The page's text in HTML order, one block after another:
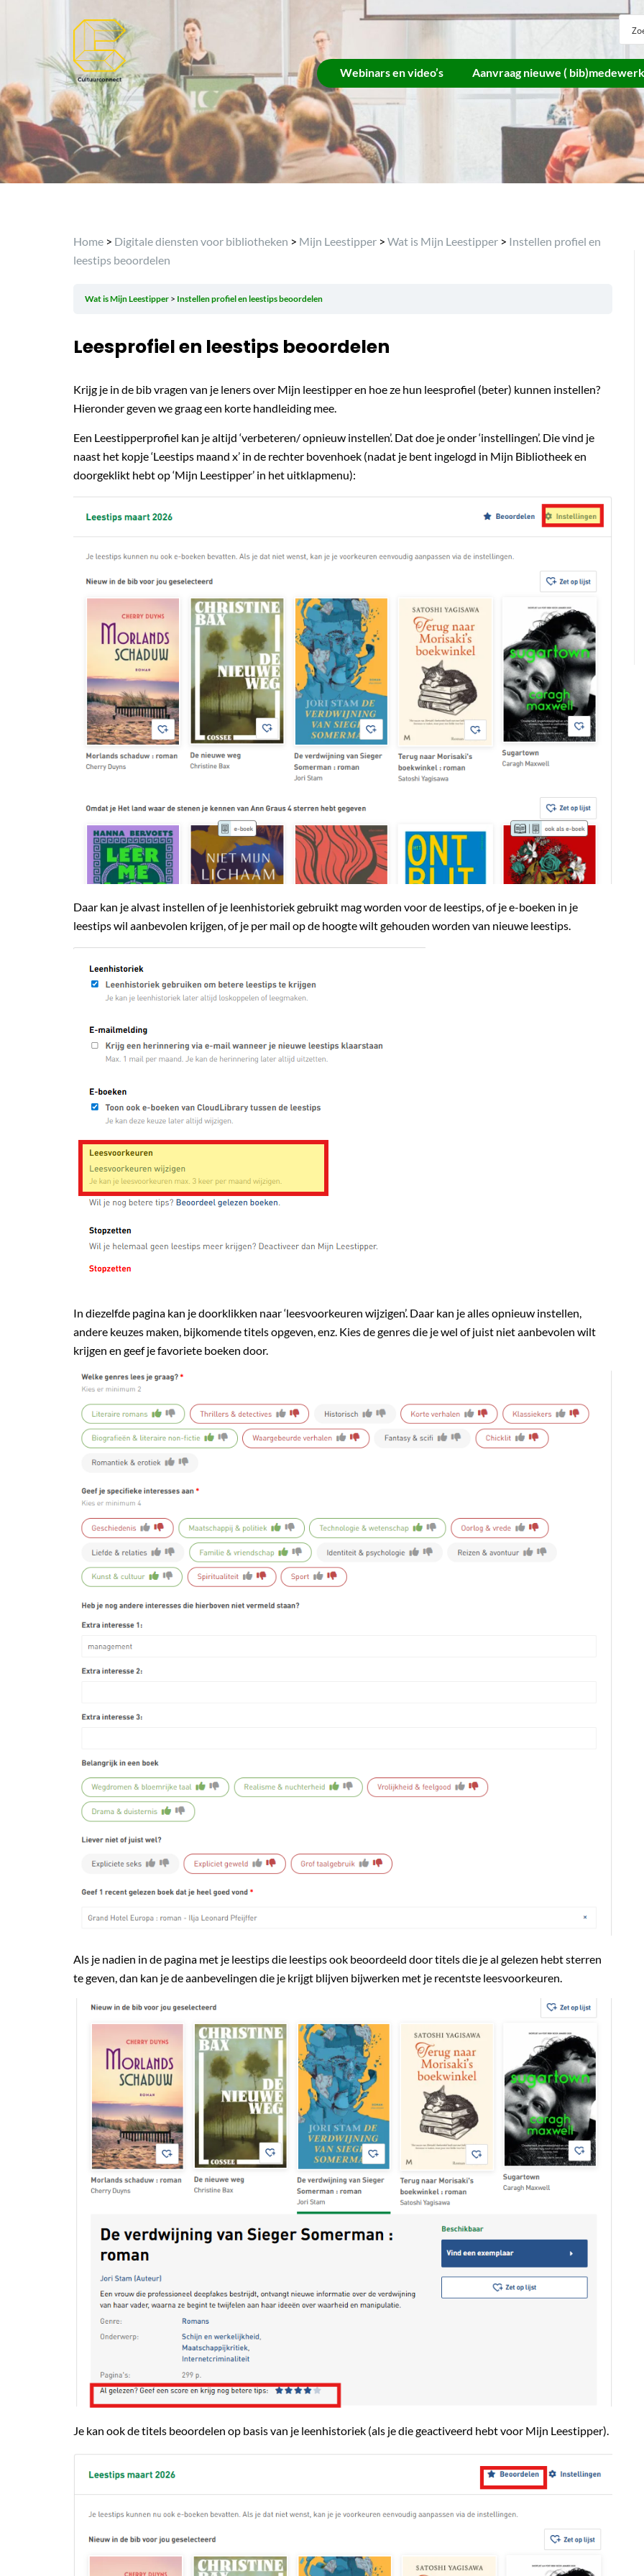
Webinars en video’s Aanvraag nieuwe (
Home > Digitale diensten voor bibliotheken > Mijn Leestipper > Wat is Mijn Leestipper > Instellen profiel en
leestips beoordelen
Wat is Mijn Leestipper Instellen profiel en leestips beoordelen
Leesprofiel en leestips beoordelen
Krijg je in de bib vragen van je leners over Mijn leestipper en hoe ze hun leesprofiel (beter) kunnen instellen?
Hieronder geven we graag een korte handleiding mee.
Een Leestipperprofiel kan je altijd ‘verbeteren/ opnieuw instellen’. Dat doe je onder ‘instellingen’. Die vind je
naast het kopje ‘Leestips maand x’ in de rechter bovenhoek (nadat je bent ingelogd in Mijn Bibliotheek en
doorgeklikt hebt op ‘Mijn Leestipper’ in het uitklapmenu):
Daar kan je alvast instellen of je leenhistoriek gebruikt mag worden voor de leestips, of je e-boeken in je
leestips wil aanbevolen krijgen, of je per mail op de hoogte wilt gehouden worden van nieuwe leestips.
In diezelfde pagina kan je doorklikken naar ‘leesvoorkeuren wijzigen’. Daar kan je alles opnieuw instellen,
andere keuzes maken, bijkomende titels opgeven, enz. Kies de genres die je wel of juist niet aanbevolen wilt
krijgen en geef je favoriete boeken door.
Als je nadien in de pagina met je leestips die leestips ook beoordeeld door titels die je al gelezen hebt sterren
te geven, dan kan je de aanbevelingen die je krijgt blijven bijwerken met je recentste leesvoorkeuren.
Je kan ook de titels beoordelen op basis van je leenhistoriek (als je die geactiveerd hebt voor Mijn Leestipper).